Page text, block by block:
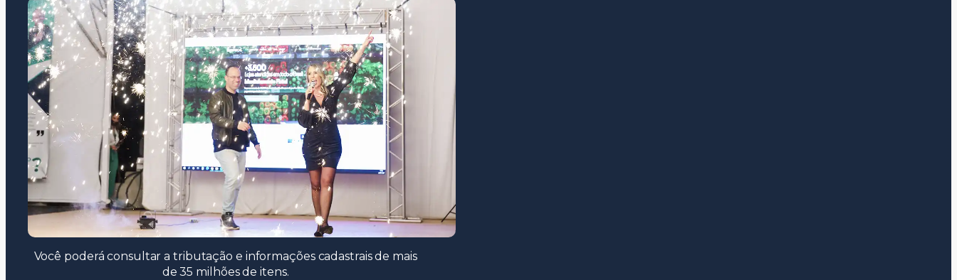
Você poderá consultar a tributação e informações cadastrais de mais
de 35 milhões de itens.